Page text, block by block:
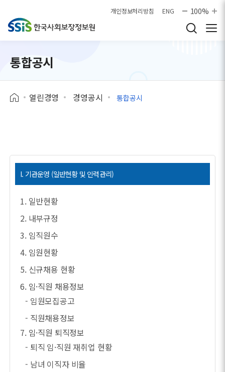
개인정보처리방침 ENG 100%
통합공시
열린경영 경영공시 통합공시
I. 기관운영 (일반현황 및 인력관리)
1. 일반현황
2. 내부규정
3. 임직원수
4. 임원현황
5. 신규채용 현황
6. 임·직원 채용정보
- 임원모집공고
- 직원채용정보
7. 임·직원 퇴직정보
- 퇴직 임·직원 재취업 현황
- 남녀 이직자 비율